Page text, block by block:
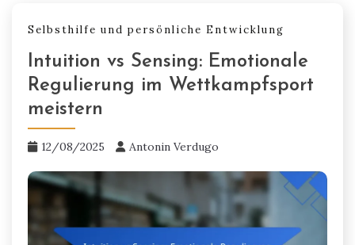
Selbsthilfe und persönliche Entwicklung
Intuition vs Sensing: Emotionale
Regulierung im Wettkampfsport
meistern
12/08/2025 Antonin Verdugo